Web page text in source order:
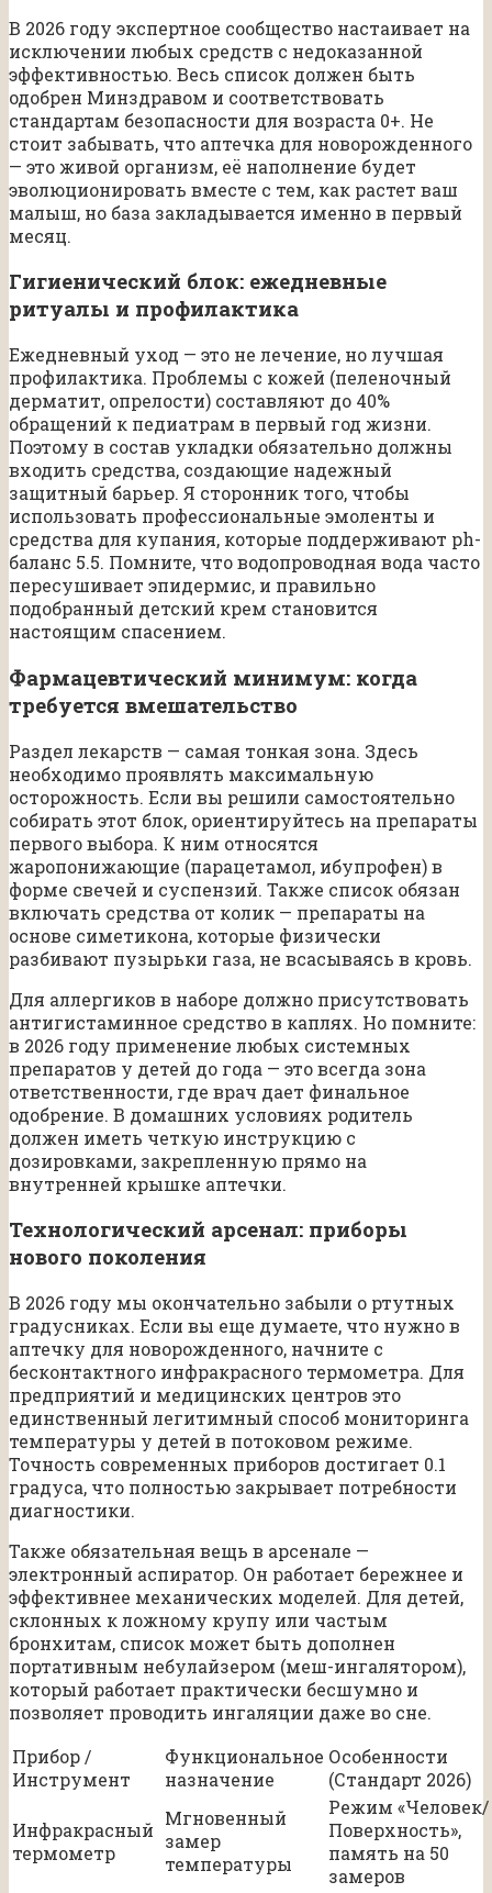
В 2026 году экспертное сообщество настаивает на
исключении любых средств с недоказанной
эффективностью. Весь список должен быть
одобрен Минздравом и соответствовать
стандартам безопасности для возраста 0+. Не
стоит забывать, что аптечка для новорожденного
— это живой организм, её наполнение будет
эволюционировать вместе с тем, как растет ваш
малыш, но база закладывается именно в первый
месяц.
Гигиенический блок: ежедневные
ритуалы и профилактика
Ежедневный уход — это не лечение, но лучшая
профилактика. Проблемы с кожей (пеленочный
дерматит, опрелости) составляют до 40%
обращений к педиатрам в первый год жизни.
Поэтому в состав укладки обязательно должны
входить средства, создающие надежный
защитный барьер. Я сторонник того, чтобы
использовать профессиональные эмоленты и
средства для купания, которые поддерживают ph-
баланс 5.5. Помните, что водопроводная вода часто
пересушивает эпидермис, и правильно
подобранный детский крем становится
настоящим спасением.
Фармацевтический минимум: когда
требуется вмешательство
Раздел лекарств — самая тонкая зона. Здесь
необходимо проявлять максимальную
осторожность. Если вы решили самостоятельно
собирать этот блок, ориентируйтесь на препараты
первого выбора. К ним относятся
жаропонижающие (парацетамол, ибупрофен) в
форме свечей и суспензий. Также список обязан
включать средства от колик — препараты на
основе симетикона, которые физически
разбивают пузырьки газа, не всасываясь в кровь.
Для аллергиков в наборе должно присутствовать
антигистаминное средство в каплях. Но помните:
в 2026 году применение любых системных
препаратов у детей до года — это всегда зона
ответственности, где врач дает финальное
одобрение. В домашних условиях родитель
должен иметь четкую инструкцию с
дозировками, закрепленную прямо на
внутренней крышке аптечки.
Технологический арсенал: приборы
нового поколения
В 2026 году мы окончательно забыли о ртутных
градусниках. Если вы еще думаете, что нужно в
аптечку для новорожденного, начните с
бесконтактного инфракрасного термометра. Для
предприятий и медицинских центров это
единственный легитимный способ мониторинга
температуры у детей в потоковом режиме.
Точность современных приборов достигает 0.1
градуса, что полностью закрывает потребности
диагностики.
Также обязательная вещь в арсенале —
электронный аспиратор. Он работает бережнее и
эффективнее механических моделей. Для детей,
склонных к ложному крупу или частым
бронхитам, список может быть дополнен
портативным небулайзером (меш-ингалятором),
который работает практически бесшумно и
позволяет проводить ингаляции даже во сне.
Прибор /
Инструмент
Функциональное
назначение
Особенности
(Стандарт 2026)
Инфракрасный
термометр
Мгновенный
замер
температуры
Режим «Человек/
Поверхность»,
память на 50
замеров